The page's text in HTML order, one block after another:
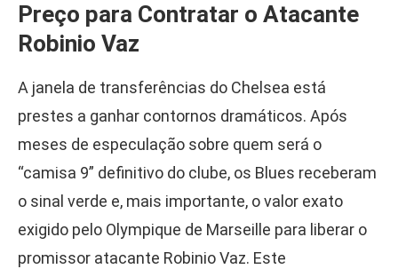
Preço para Contratar o Atacante
Robinio Vaz
A janela de transferências do Chelsea está
prestes a ganhar contornos dramáticos. Após
meses de especulação sobre quem será o
“camisa 9” definitivo do clube, os Blues receberam
o sinal verde e, mais importante, o valor exato
exigido pelo Olympique de Marseille para liberar o
promissor atacante Robinio Vaz. Este